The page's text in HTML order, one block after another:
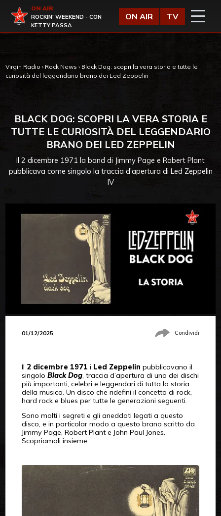
Virgin Radio
ON AIR
ROCKIN' WEEKEND - CON
KETTY PASSA
ON AIR TV
Virgin Radio › Rock News › Black Dog: scopri la vera storia e tutte le
curiosità del leggendario brano dei Led Zeppelin
BLACK DOG: SCOPRI LA VERA STORIA E
TUTTE LE CURIOSITÀ DEL LEGGENDARIO
BRANO DEI LED ZEPPELIN
Il 2 dicembre 1971 la band di Jimmy Page e Robert Plant
pubblicava come singolo la traccia d'apertura di Led Zeppelin
IV
01/12/2025 Condividi
Il 2 dicembre 1971 i Led Zeppelin pubblicavano il
singolo Black Dog, traccia d’apertura di uno dei dischi
più importanti, celebri e leggendari di tutta la storia
della musica. Un disco che ridefinì il concetto di rock,
hard rock e blues per tutte le generazioni seguenti.
Sono molti i segreti e gli aneddoti legati a questo
disco, e in particolar modo a questo brano scritto da
Jimmy Page, Robert Plant e John Paul Jones.
Scopriamoli insieme